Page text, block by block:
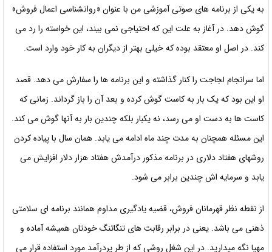
به یکی از برنامه های صوتی آموزشی من با عنوان «روانشناسی اعمال فروش»
گوش دهد. در آغاز به علت این که احتیاجی نمی بیند، این خواسته را رد می
کند. در اصل او معتقد بوده که خیلی بهتر از دیگران به کار خود وارد است.
اما سرانجام لجاجت را کنار گذاشته و این برنامه ها را سفارش می دهد. قصد
او این بود که یک بار به کاست گوش کرده و بعد آن را باز گرداند. زمانی که
کاست ها به دست او می رسد، نه یکبار بلکه چندین بار به آنها گوش می کند.
این مسئله همچنان به مدت چند ماه ادامه می یابد. همان سال با پیاده کردن
روشهای هفتاد دلاری در برنامه مذکور درآمدش هفتاد هزار دلار افزایشمی
یابد و سرمایه اش چندین برابر می شود.
از نقطه نظر قهرمانان فروش، قضیه یادگیری مداوم همانند برنامه ای سلامتی
ذهنی می باشد. یعنی در برابر رقابت های تنگاتنگ خودتان همیشه آماده و
مهیا نگه میدارید. در این شغل روشی که از طر پردرآمد مورد استفاده قرار می